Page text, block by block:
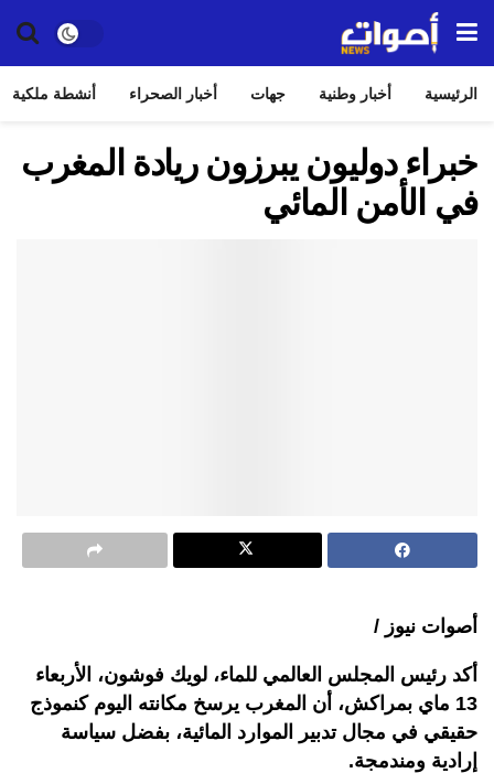
الرئيسية أخبار وطنية جهات أخبار الصحراء أنشطة ملكية
خبراء دوليون يبرزون ريادة المغرب
في الأمن المائي
أصوات نيوز /
أكد رئيس المجلس العالمي للماء، لويك فوشون، الأربعاء
13 ماي بمراكش، أن المغرب يرسخ مكانته اليوم كنموذج
حقيقي في مجال تدبير الموارد المائية، بفضل سياسة
إرادية ومندمجة.